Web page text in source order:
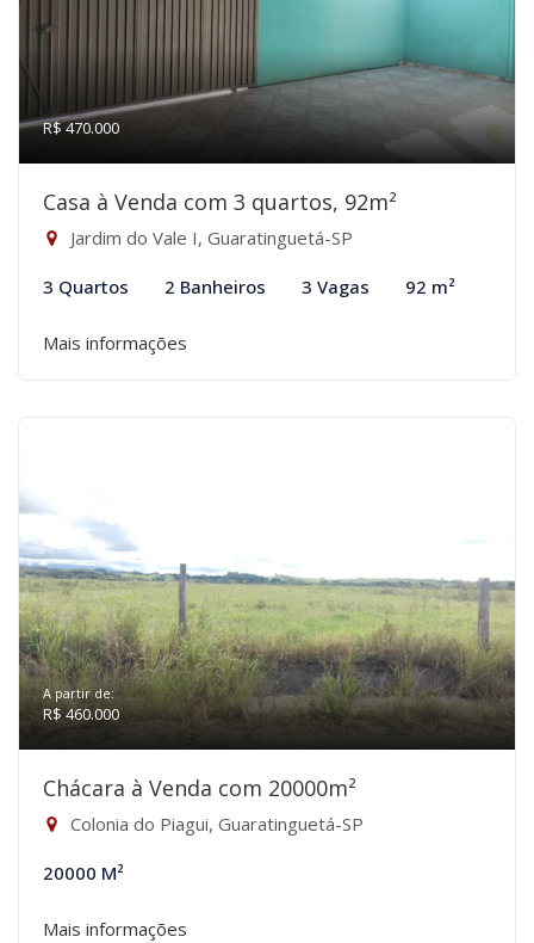
R$ 470.000
Casa à Venda com 3 quartos, 92m²
Jardim do Vale I, Guaratinguetá-SP
3 Quartos 2 Banheiros 3 Vagas 92 m²
Mais informações
A partir de:
R$ 460.000
Chácara à Venda com 20000m²
Colonia do Piagui, Guaratinguetá-SP
20000 M²
Mais informações